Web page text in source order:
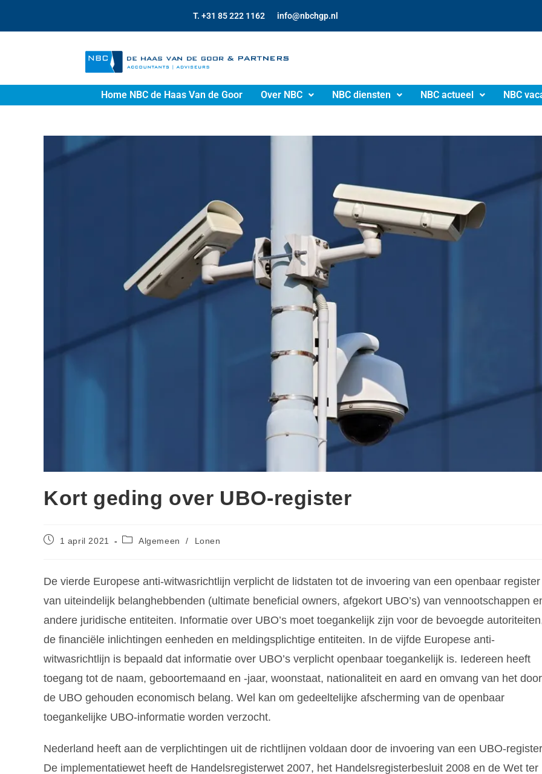
T. +31 85 222 1162 info@nbchgp.nl
Home NBC de Haas Van de Goor Over NBC NBC diensten NBC actueel NBC
Kort geding over UBO-register
1 april 2021 Algemeen / Lonen
De vierde Europese anti-witwasrichtlijn verplicht de lidstaten tot de invoering van een openbaar register
van uiteindelijk belanghebbenden (ultimate beneficial owners, afgekort UBO’s) van vennootschappen
andere juridische entiteiten. Informatie over UBO’s moet toegankelijk zijn voor de bevoegde
de financiële inlichtingen eenheden en meldingsplichtige entiteiten. In de vijfde Europese anti-
witwasrichtlijn is bepaald dat informatie over UBO’s verplicht openbaar toegankelijk is. Iedereen heeft
toegang tot de naam, geboortemaand en -jaar, woonstaat, nationaliteit en aard en omvang van het door
de UBO gehouden economisch belang. Wel kan om gedeeltelijke afscherming van de openbaar
toegankelijke UBO-informatie worden verzocht.
Nederland heeft aan de verplichtingen uit de richtlijnen voldaan door de invoering van een UBO-
De implementatiewet heeft de Handelsregisterwet 2007, het Handelsregisterbesluit 2008 en de Wet ter